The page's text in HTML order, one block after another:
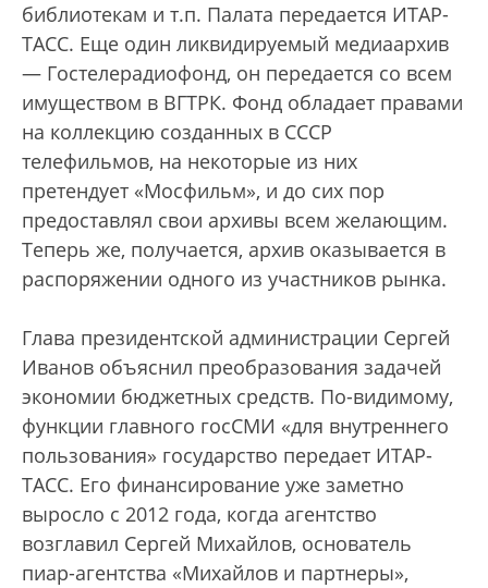
библиотекам и т.п. Палата передается ИТАР-
ТАСС. Еще один ликвидируемый медиаархив
— Гостелерадиофонд, он передается со всем
имуществом в ВГТРК. Фонд обладает правами
на коллекцию созданных в СССР
телефильмов, на некоторые из них
претендует «Мосфильм», и до сих пор
предоставлял свои архивы всем желающим.
Теперь же, получается, архив оказывается в
распоряжении одного из участников рынка.
Глава президентской администрации Сергей
Иванов объяснил преобразования задачей
экономии бюджетных средств. По-видимому,
функции главного госСМИ «для внутреннего
пользования» государство передает ИТАР-
ТАСС. Его финансирование уже заметно
выросло с 2012 года, когда агентство
возглавил Сергей Михайлов, основатель
пиар-агентства «Михайлов и партнеры»,